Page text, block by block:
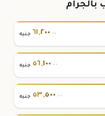
بالجرام
٦١,٢٠٠ .٠٠ جنيه
٥٦,١٠٠ .٠٠ جنيه
٥٣,٥٠٠ .٠٠ جنيه